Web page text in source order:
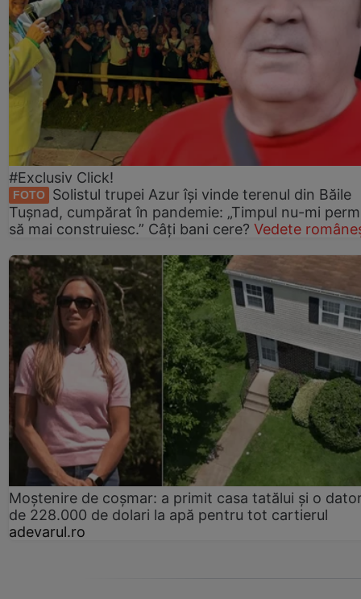
#Exclusiv Click!
FOTO
Solistul trupei Azur își vinde terenul din Băile
Tușnad, cumpărat în pandemie: „Timpul nu-mi
să mai construiesc.” Câți bani cere? Vedete
Moștenire de coșmar: a primit casa tatălui și o
de 228.000 de dolari la apă pentru tot cartierul
adevarul.ro